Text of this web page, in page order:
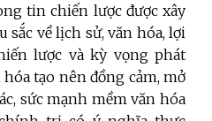
tin chiến lược được xây
sắc về lịch sử, văn hóa, lợi
lược và kỳ vọng phát
tạo nên đồng cảm, mở
sức mạnh mềm văn hóa